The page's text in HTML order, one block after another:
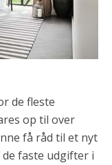
de fleste
op til over
få råd til et nyt
faste udgifter i